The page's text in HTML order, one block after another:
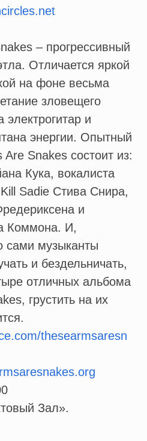
– прогрессивный
Отличается яркой
на фоне весьма
зловещего
электрогитар и
энергии. Опытный
Are Snakes состоит из:
Кука, вокалиста
Sadie Стива Снира,
и
Коммона. И,
сами музыканты
и бездельничать,
отличных альбома
грустить на их
thesearmsaresn
Зал».